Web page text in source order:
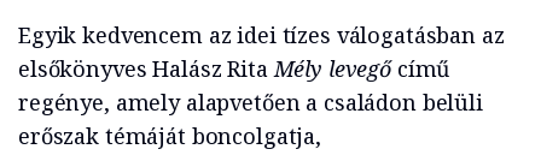
Egyik kedvencem az idei tízes válogatásban az
elsőkönyves Halász RitaMély levegőcímű
regénye, amely alapvetően a családon belüli
erőszak témáját boncolgatja,